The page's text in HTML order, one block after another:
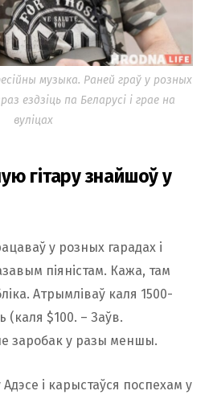
музыка. Раней граў у розных
ездзіць па Беларусі і грае на
вуліцах
гітару знайшоў у
у розных гарадах і
піяністам. Кажа, там
Атрымліваў каля 1500-
(каля $100. – Заўв.
заробак у разы меншы.
Адэсе і карыстаўся поспехам у